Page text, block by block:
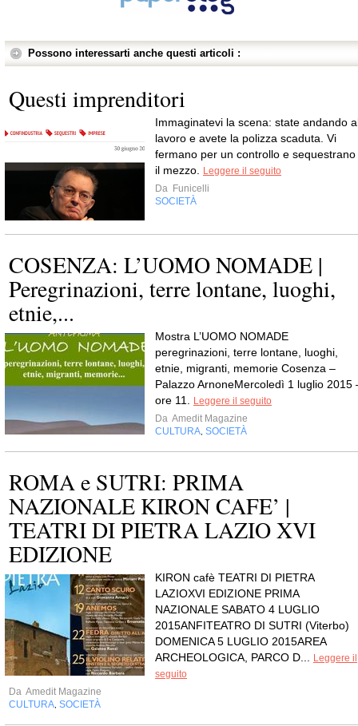
Possono interessarti anche questi articoli :
Questi imprenditori
Immaginatevi la scena: state andando
lavoro e avete la polizza scaduta. Vi
fermano per un controllo e sequestrano
il mezzo.
Leggere il seguito
Da Funicelli
SOCIETÀ
COSENZA: L’UOMO NOMADE |
Peregrinazioni, terre lontane, luoghi,
etnie,...
Mostra L’UOMO NOMADE
peregrinazioni, terre lontane, luoghi,
etnie, migranti, memorie Cosenza –
Palazzo ArnoneMercoledì 1 luglio 2015
ore 11.
Leggere il seguito
Da Amedit Magazine
CULTURA SOCIETÀ
ROMA e SUTRI: PRIMA
NAZIONALE KIRON CAFE’ |
TEATRI DI PIETRA LAZIO XVI
EDIZIONE
KIRON cafè TEATRI DI PIETRA
LAZIOXVI EDIZIONE PRIMA
NAZIONALE SABATO 4 LUGLIO
2015ANFITEATRO DI SUTRI (Viterbo)
DOMENICA 5 LUGLIO 2015AREA
ARCHEOLOGICA, PARCO D...
Leggere il
seguito
Da Amedit Magazine
CULTURA SOCIETÀ